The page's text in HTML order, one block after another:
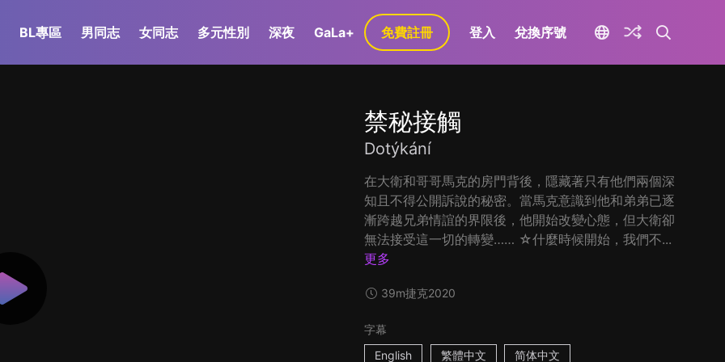
BL專區 男同志 女同志 多元性別 深夜 GaLa+ 免費註冊 登入 兌換序號
禁秘接觸
Dotýkání
在大衛和哥哥馬克的房門背後，隱藏著只有他們兩個深
知且不得公開訴說的秘密。當馬克意識到他和弟弟已逐
漸跨越兄弟情誼的界限後，他開始改變心態，但大衛卻
無法接受這一切的轉變…… ☆什麼時候開始，我們不...
更多
39m捷克2020
字幕
English
繁體中文 简体中文